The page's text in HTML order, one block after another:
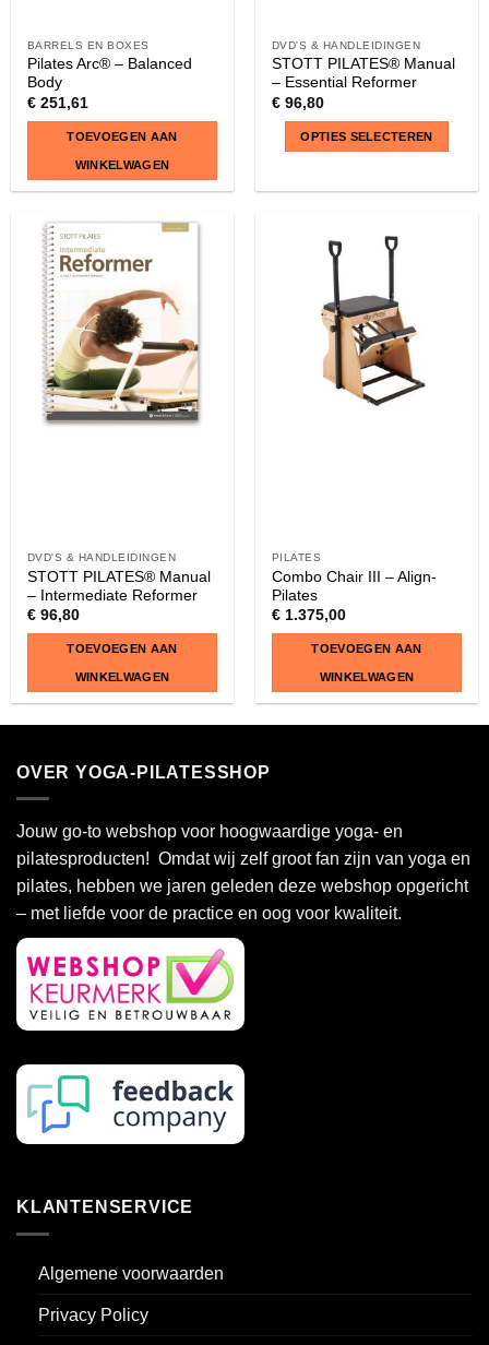
BARRELS EN BOXES
Pilates Arc® – Balanced
Body
€251,61
TOEVOEGEN AAN
WINKELWAGEN
DVD'S & HANDLEIDINGEN
STOTT PILATES® Manual
– Essential Reformer
€96,80
OPTIES SELECTEREN
meerdere
gekozen
DVD'S & HANDLEIDINGEN
STOTT PILATES® Manual
– Intermediate Reformer
€96,80
TOEVOEGEN AAN
WINKELWAGEN
PILATES
Combo Chair III – Align-
Pilates
€1.375,00
TOEVOEGEN AAN
WINKELWAGEN
OVER YOGA-PILATESSHOP
Jouw go-to webshop voor hoogwaardige yoga- en
pilatesproducten! Omdat wij zelf groot fan zijn van yoga en
pilates, hebben we jaren geleden deze webshop opgericht
– met liefde voor de practice en oog voor kwaliteit.
KLANTENSERVICE
Algemene voorwaarden
Privacy Policy